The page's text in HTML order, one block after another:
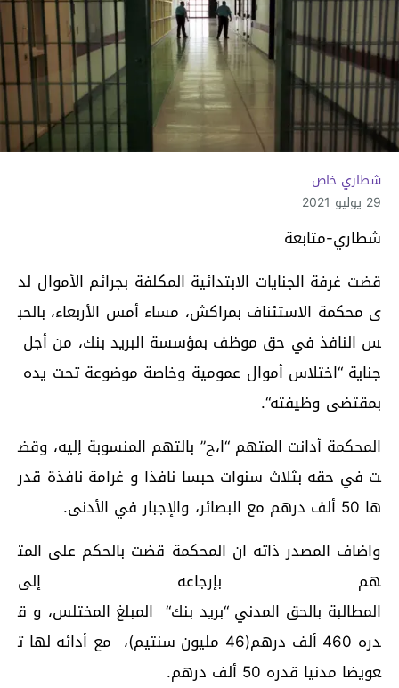
شطاري خاص
29 يوليو 2021
شطاري-متابعة
قضت غرفة الجنايات الابتدائية المكلفة بجرائم الأموال لد
ى محكمة الاستئناف بمراكش، مساء أمس الأربعاء، بالحب
س النافذ في حق موظف بمؤسسة البريد بنك، من أجل
جناية “اختلاس أموال عمومية وخاصة موضوعة تحت يده
بمقتضى وظيفته“.
المحكمة أدانت المتهم “ا،ح” بالتهم المنسوبة إليه، وقض
ت في حقه بثلاث سنوات حبسا نافذا و غرامة نافذة قدر
ها
ألف درهم مع البصائر، والإجبار في الأدنى.
واضاف المصدر ذاته ان المحكمة قضت بالحكم على المت
هم
بإرجاعه إلى
المطالبة بالحق المدني “بريد بنك“ المبلغ المختلس، و ق
دره
ألف درهم(46 مليون سنتيم)، مع أدائه لها ت
عويضا مدنيا قدره ألف درهم.